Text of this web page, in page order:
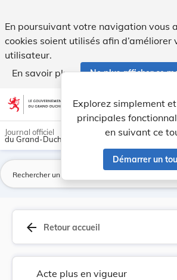
En poursuivant votre navigation vous
cookies soient utilisés afin d’améliorer
utilisateur.
En savoir plus
Ne plus afficher ce
Aller au contenu account_circle help
Explorez simplement
principales
en suivant ce
Démarrer un
Journal officiel
du Grand-Duché de Luxembourg
arrow_back Retour accueil
Acte plus en vigueur